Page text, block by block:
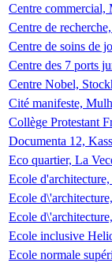
Centre commercial,
Centre de
Centre de soins de
Centre des 7 ports
Centre Nobel,
Cité manifeste,
Collège Protestant
Documenta 12,
Eco quartier, La
Ecole d'architecture,
Ecole
Ecole
Ecole inclusive
Ecole normale